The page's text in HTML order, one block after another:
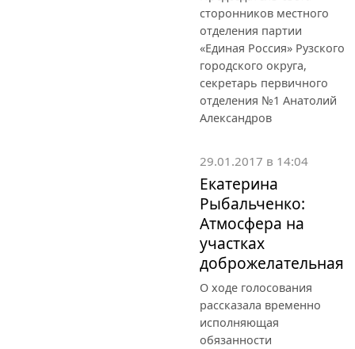
сторонников местного
отделения партии
«Единая Россия» Рузского
городского округа,
секретарь первичного
отделения №1 Анатолий
Александров
29.01.2017 в 14:04
Екатерина
Рыбальченко:
Атмосфера на
участках
доброжелательная
О ходе голосования
рассказала временно
исполняющая
обязанности